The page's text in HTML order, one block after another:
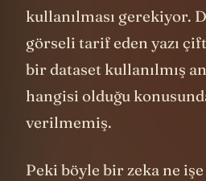
kullanılması gerekiyor.
görseli tarif eden yazı
bir dataset kullanılmış
hangisi olduğu
verilmemiş.
Peki böyle bir zeka ne